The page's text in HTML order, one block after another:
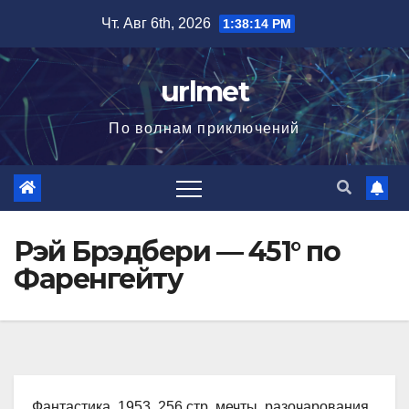
содержимому
Чт. Авг 6th, 2026 1:38:15 PM
urlmet
По волнам приключений
Рэй Брэдбери — 451° по
Фаренгейту